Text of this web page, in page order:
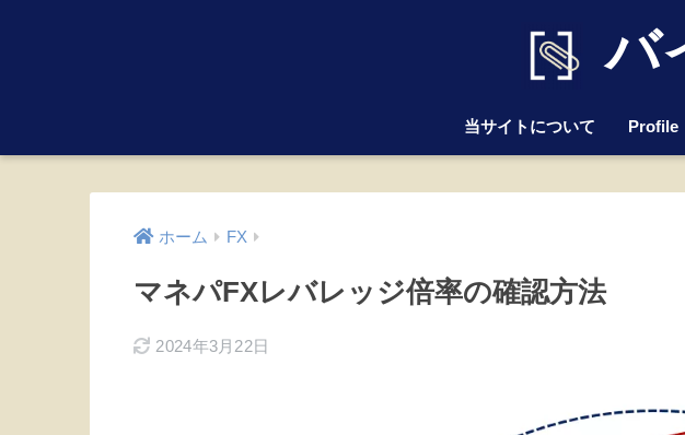
バ
当サイトについて Profile
ホーム FX
マネパFXレバレッジ倍率の確認方法
2024年3月22日